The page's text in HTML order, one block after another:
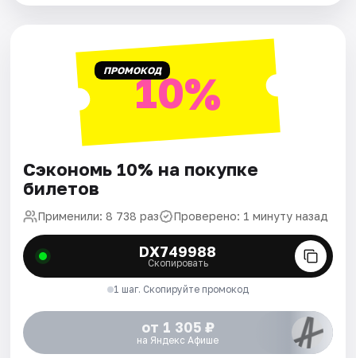
ПРОМОКОД10%
Сэкономь 10% на покупке
билетов
Применили: 8 738 раз Проверено: 1 минуту назад
DX749988
Скопировать
1 шаг. Скопируйте промокод
от 1 305 ₽
на Яндекс Афише